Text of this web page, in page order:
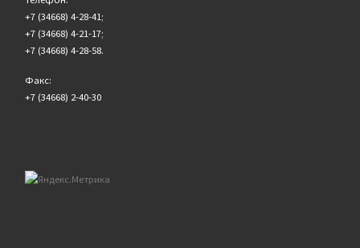
+7 (34668) 4-28-41;
+7 (34668) 4-21-17;
+7 (34668) 4-28-58.
Факс:
+7 (34668) 2-40-30